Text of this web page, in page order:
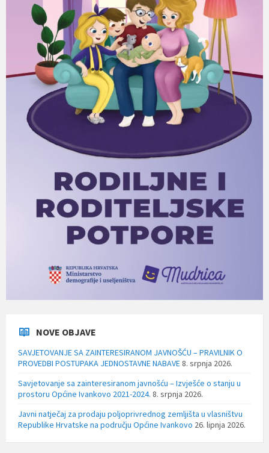
NOVE OBJAVE
SAVJETOVANJE SA ZAINTERESIRANOM JAVNOŠĆU – PRAVILNIK O
PROVEDBI POSTUPAKA JEDNOSTAVNE NABAVE8. srpnja 2026.
Savjetovanje sa zainteresiranom javnošću – Izvješće o stanju u
prostoru Općine Ivankovo 2021-2024. 8. srpnja 2026.
Javni natječaj za prodaju poljoprivrednog zemljišta u vlasništvu
Republike Hrvatske na području Općine Ivankovo 26. lipnja 2026.